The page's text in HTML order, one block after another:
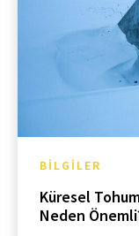
BILGILER
Küresel
Neden